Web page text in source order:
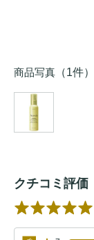
商品写真 （1件）
クチコミ評価